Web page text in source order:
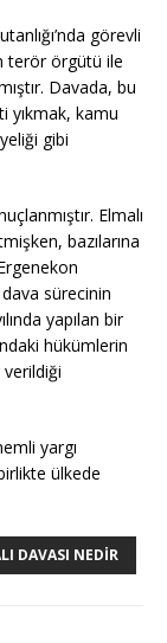
görevli
terör örgütü ile
Davada, bu
yıkmak, kamu
gibi
Elmalı
bazılarına
sürecinin
yapılan bir
hükümlerin
yargı
ülkede
DAVASI NEDIR